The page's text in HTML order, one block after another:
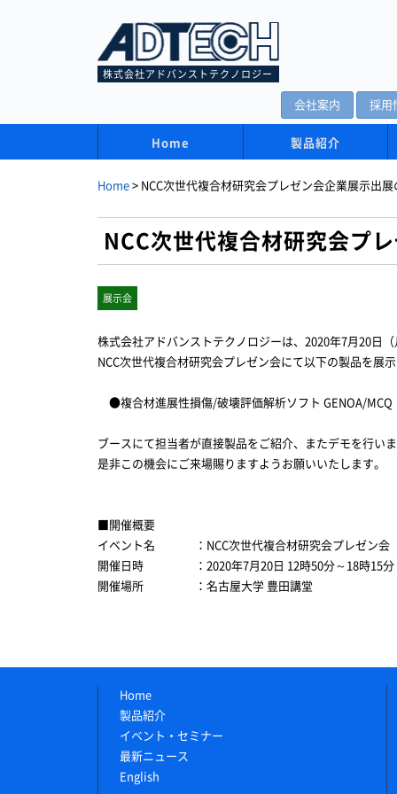
株式会社アドバンストテクノロジー
会社案内 採用
Home 製品紹介
Home > NCC次世代複合材研究会プレゼン会企業展示出
NCC次世代複合材研究会プ
展示会
株式会社アドバンストテクノロジーは、2020年7月20日
NCC次世代複合材研究会プレゼン会にて以下の製品を展
●複合材進展性損傷/破壊評価解析ソフト GENOA/MCQ
ブースにて担当者が直接製品をご紹介、またデモを行い
是非この機会にご来場賜りますようお願いいたします。
■開催概要
イベント名
：NCC次世代複合材研究会プレゼン会
開催日時
：2020年7月20日 12時50分～18時15分
開催場所
：名古屋大学 豊田講堂
Home
製品紹介
イベント・セミナー
最新ニュース
English